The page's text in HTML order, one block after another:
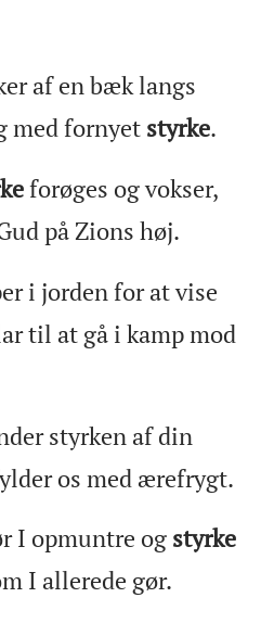
af en bæk langs
med fornyet styrke.
forøges og vokser,
på Zions høj.
i jorden for at vise
til at gå i kamp mod
styrken af din
os med ærefrygt.
I opmuntre og styrke
I allerede gør.